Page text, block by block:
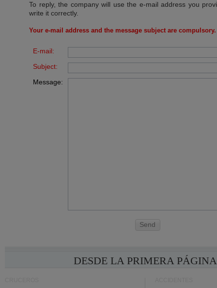
To reply, the company will use the e-mail address you
write it correctly.
Your e-mail address and the message subject are compulsory.
E-mail:
Subject:
Message:
Send
DESDE LA PRIMERA PÁGINA